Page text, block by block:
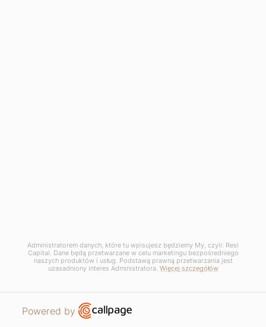
APARTMENTS
Administratorem danych, które tu wpisujesz będziemy My, czyli: Resi
Capital. Dane będą przetwarzane w celu marketingu bezpośredniego
naszych produktów i usług. Podstawą prawną przetwarzania jest
uzasadniony interes Administratora. Więcej szczegółów
Powered by